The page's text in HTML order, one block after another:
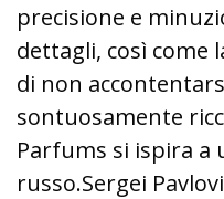
precisione e
dettagli, così come
di non
sontuosamente
Parfums si ispira a
russo.Sergei